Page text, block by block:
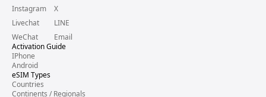
Instagram
X
Livechat
LINE
WeChat
Email
Activation Guide
IPhone
Android
eSIM Types
Countries
Continents / Regionals